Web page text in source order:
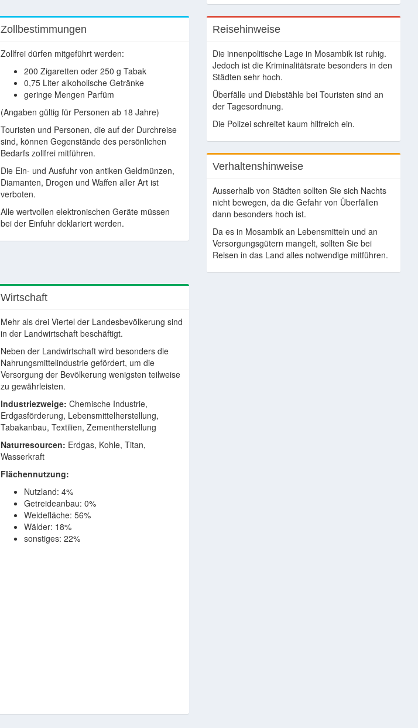
Zollbestimmungen
Zollfrei dürfen mitgeführt werden:
200 Zigaretten oder 250 g Tabak
0,75 Liter alkoholische Getränke
geringe Mengen Parfüm
(Angaben gültig für Personen ab 18 Jahre)
Touristen und Personen, die auf der Durchreise
sind, können Gegenstände des persönlichen
Bedarfs zollfrei mitführen.
Die Ein- und Ausfuhr von antiken Geldmünzen,
Diamanten, Drogen und Waffen aller Art ist
verboten.
Alle wertvollen elektronischen Geräte müssen
bei der Einfuhr deklariert werden.
Reisehinweise
Die innenpolitische Lage in Mosambik ist ruhig.
Jedoch ist die Kriminalitätsrate besonders in den
Städten sehr hoch.
Überfälle und Diebstähle bei Touristen sind an
der Tagesordnung.
Die Polizei schreitet kaum hilfreich ein.
Verhaltenshinweise
Ausserhalb von Städten sollten Sie sich Nachts
nicht bewegen, da die Gefahr von Überfällen
dann besonders hoch ist.
Da es in Mosambik an Lebensmitteln und an
Versorgungsgütern mangelt, sollten Sie bei
Reisen in das Land alles notwendige mitführen.
Wirtschaft
Mehr als drei Viertel der Landesbevölkerung sind
in der Landwirtschaft beschäftigt.
Neben der Landwirtschaft wird besonders die
Nahrungsmittelindustrie gefördert, um die
Versorgung der Bevölkerung wenigsten teilweise
zu gewährleisten.
Industriezweige: Chemische Industrie,
Erdgasförderung, Lebensmittelherstellung,
Tabakanbau, Textilien, Zementherstellung
Naturresourcen: Erdgas, Kohle, Titan,
Wasserkraft
Flächennutzung:
Nutzland: 4%
Getreideanbau: 0%
Weidefläche: 56%
Wälder: 18%
sonstiges: 22%